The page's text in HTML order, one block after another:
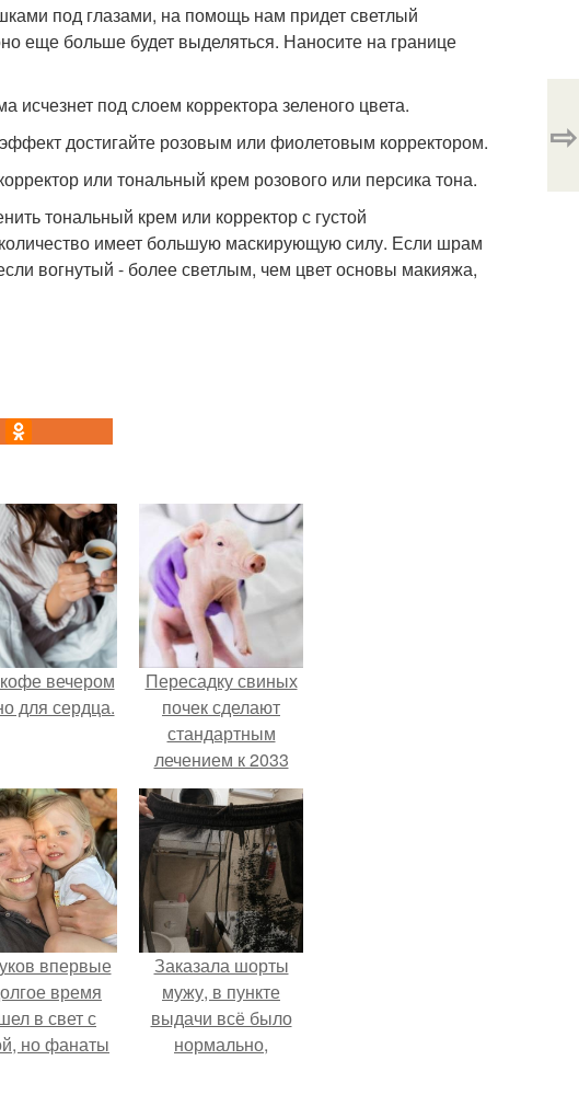
под глазами, на помощь нам придет светлый
еще больше будет выделяться. Наносите на границе
под слоем корректора зеленого цвета.
достигайте розовым или фиолетовым корректором.
или тональный крем розового или персика тона.
тональный крем или корректор с густой
имеет большую маскирующую силу. Если шрам
вогнутый - более светлым, чем цвет основы макияжа,
⇨
вечером
для сердца.
Пересадку свиных
почек сделают
стандартным
лечением к 2033
году в Японии.
впервые
время
в свет с
но фанаты
Заказала шорты
мужу, в пункте
выдачи всё было
нормально,